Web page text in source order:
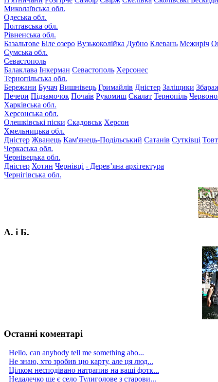
Миколаївська обл.
Одеська обл.
Полтавська обл.
Рівненська обл.
Базальтове Біле озеро Вузькоколійка Дубно Клевань Межиріч
Сумська обл.
Севастополь
Балаклава Інкерман Севастополь Херсонес
Тернопільська обл.
Бережани Бучач Вишнівець Гримайлів Дністер Заліщики
Печери Підзамочок Почаїв Рукомиш Скалат Тернопіль
Харківська обл.
Херсонська обл.
Олешківські піски Скадовськ Херсон
Хмельницька обл.
Дністер Жванець Кам'янець-Подільський Сатанів Сутківці
Черкаська обл.
Чернівецька обл.
Дністер Хотин Чернівці - Дерев’яна архітектура
Чернігівська обл.
А. і Б.
Останні коментарі
Hello, can anybody tell me something abo...
Не знаю, хто зробив цю карту, але ця люд...
Цілком несподівано натрапив на ваші фотк...
Недалечко ще є село Тулиголове з старови...